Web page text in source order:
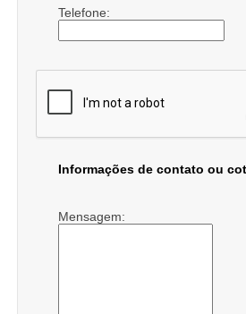
Telefone:
Informações de contato ou
Mensagem: